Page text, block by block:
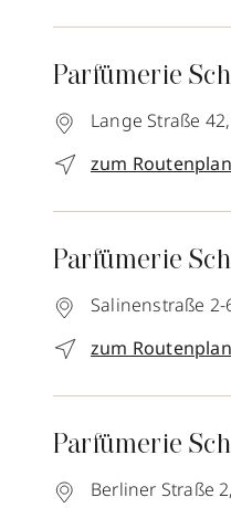
Parfümerie
Lange Straße 42,
zum
Parfümerie
Salinenstraße 2-
zum
Parfümerie
Berliner Straße 2,